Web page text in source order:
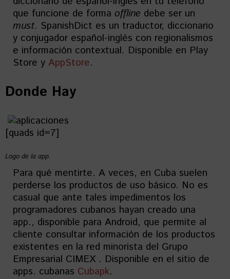
que funcione de forma offline debe ser un
must. SpanishDict es un traductor, diccionario
y conjugador español-inglés con regionalismos
e información contextual. Disponible en Play
Store y AppStore.
Donde Hay
[quads id=7]
Logo de la app.
Para qué mentirte. A veces, en Cuba suelen
perderse los productos de uso básico. No es
casual que ante tales impedimentos los
programadores cubanos hayan creado una
app., disponible para Android, que permite al
cliente consultar información de los productos
existentes en la red minorista del Grupo
Empresarial CIMEX . Disponible en el sitio de
apps. cubanas Cubapk.